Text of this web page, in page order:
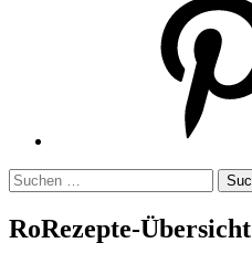
Suchen
nach:
RoRezepte-Übersicht